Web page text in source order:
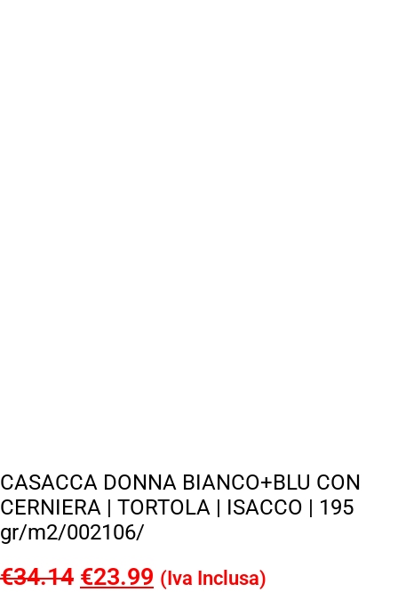
CASACCA DONNA BIANCO+BLU CON
CERNIERA | TORTOLA | ISACCO | 195
gr/m2/002106/
€34.14 Il
€23.99 Il
(Iva Inclusa)